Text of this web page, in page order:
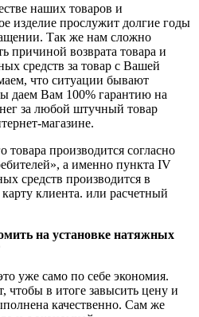
наших товаров и
изделие прослужит долгие годы
Так же нам сложно
причиной возврата товара и
средств за товар с Вашей
что ситуации бывают
даем Вам 100% гарантию на
за любой штучный товар
магазине.
производится согласно
а именно пункта IV
средств производится в
клиента. или расчетный
на установке натяжных
уже само по себе экономия.
чтобы в итоге завысить цену и
качественно. Сам же